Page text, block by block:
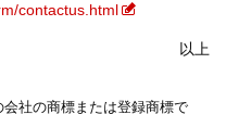
contactus.html
以上
社の商標または登録商標で